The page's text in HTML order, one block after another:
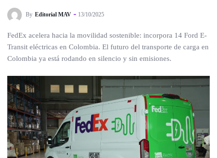
By Editorial MAV 13/10/2025
FedEx acelera hacia la movilidad sostenible: incorpora 14 Ford E-
Transit eléctricas en Colombia. El futuro del transporte de carga en
Colombia ya está rodando en silencio y sin emisiones.